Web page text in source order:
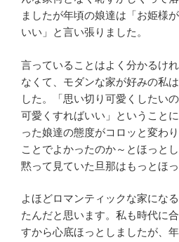
ましたが年頃の娘達は「お姫様
いい」と言い張りました。
言っていることはよく分かるけ
なくて、モダンな家が好みの私
した。「思い切り可愛くしたい
可愛くすればいい」ということ
った娘達の態度がコロッと変わ
ことでよかったのか～とほっと
黙って見ていた旦那はもっとほっ
よほどロマンティックな家にな
たんだと思います。私も時代に
すから心底ほっとしましたが、